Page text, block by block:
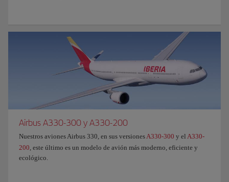
Airbus A330-300 y A330-200
Nuestros aviones Airbus 330, en sus versiones A330-300 y el A330-
200 , este último es un modelo de avión más moderno, eficiente y
ecológico.